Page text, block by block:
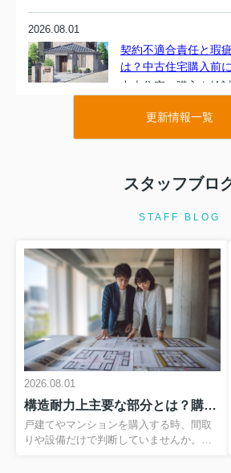
2026.08.01
契約不適合責任と瑕
は？中古住宅購入前
中古住宅の購入を検
約不適合責任や瑕疵
門用語が出てきます
しく理解できている
ん。しかし、2020年
住宅ローン特約とは
マイホームの購入は
て一生に何度もない
その一方で、住宅ロ
の流れには専門用語
じている方も多いの
か。なかでも、売買
2026.08.01
マイホームのリース
自宅を売却したいけ
ずにそのまま住み続
た時に選択肢となる
のリースバックとい
更新情報一覧
スタッフブロ
STAFF BLOG
2026.08.01
構造耐力上主要な部分とは？購入前にわかりやすく基礎を理解構造耐力上主要な部分を知り安心の住まい選び
戸建てやマンションを購入する時、間取
りや設備だけで判断していませんか。住